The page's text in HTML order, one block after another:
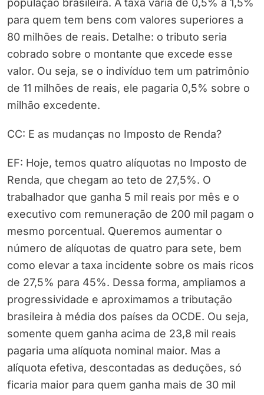
população brasileira. A taxa varia de 0,5% a 1,5%
para quem tem bens com valores superiores a
80 milhões de reais. Detalhe: o tributo seria
cobrado sobre o montante que excede esse
valor. Ou seja, se o indivíduo tem um patrimônio
de 11 milhões de reais, ele pagaria 0,5% sobre o
milhão excedente.
CC: E as mudanças no Imposto de Renda?
EF: Hoje, temos quatro alíquotas no Imposto de
Renda, que chegam ao teto de 27,5%. O
trabalhador que ganha 5 mil reais por mês e o
executivo com remuneração de 200 mil pagam o
mesmo porcentual. Queremos aumentar o
número de alíquotas de quatro para sete, bem
como elevar a taxa incidente sobre os mais ricos
de 27,5% para 45%. Dessa forma, ampliamos a
progressividade e aproximamos a tributação
brasileira à média dos países da OCDE. Ou seja,
somente quem ganha acima de 23,8 mil reais
pagaria uma alíquota nominal maior. Mas a
alíquota efetiva, descontadas as deduções, só
ficaria maior para quem ganha mais de 30 mil